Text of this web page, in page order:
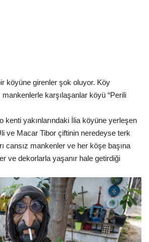
köyüne girenler şok oluyor. Köy
mankenlerle karşılaşanlar köyü “Perili
kenti yakınlarındaki İlia köyüne yerleşen
ve Macar Tibor çiftinin neredeyse terk
cansız mankenler ve her köşe başına
ve dekorlarla yaşanır hale getirdiği